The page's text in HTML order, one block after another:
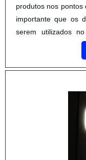
produtos nos pontos
importante que os
serem utilizados
produção que